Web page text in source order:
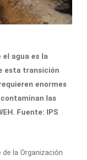
el agua es la
esta transición
enormes
las
Fuente: IPS
de la Organización